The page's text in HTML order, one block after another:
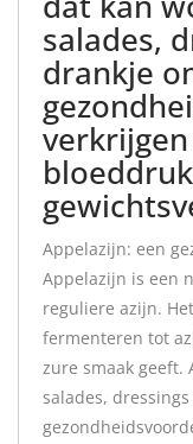
salades,
drankje
Appelazijn: een
Appelazijn is een
reguliere azijn.
fermenteren tot
zure smaak geeft.
salades,